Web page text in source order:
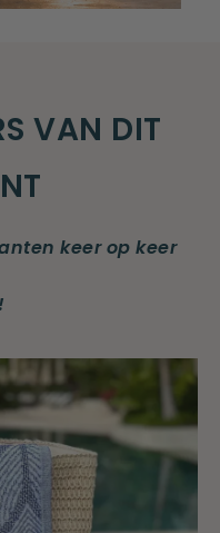
VAN DIT
keer op keer